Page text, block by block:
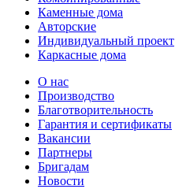
Каменные дома
Авторские
Индивидуальный проект
Каркасные дома
О нас
Производство
Благотворительность
Гарантия и сертификаты
Вакансии
Партнеры
Бригадам
Новости